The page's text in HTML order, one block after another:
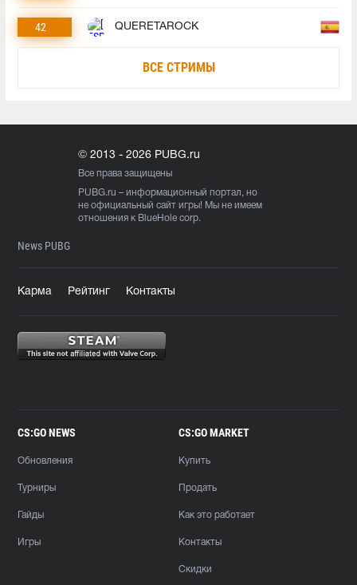
42 QUERETAROCK
ВСЕ СТРИМЫ
© 2013 - 2026 PUBG.ru
Все права защищены
PUBG.ru – информационный портал, но
не официальный сайт игры! Мы не имеем
отношения к BlueHole corp.
News PUBG
Карма Рейтинг Контакты
CS:GO NEWS
Обновления
Турниры
Гайды
Игры
CS:GO MARKET
Купить
Продать
Как это работает
Контакты
Скидки